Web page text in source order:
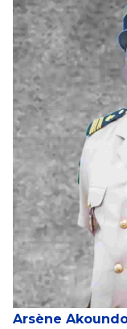
Arsène